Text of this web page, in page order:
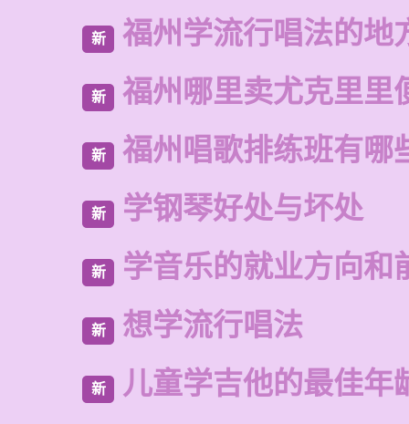
新 福州学流行唱法的地
新 福州哪里卖尤克里里
新 福州唱歌排练班有哪
新 学钢琴好处与坏处
新 学音乐的就业方向和
新 想学流行唱法
新 儿童学吉他的最佳年